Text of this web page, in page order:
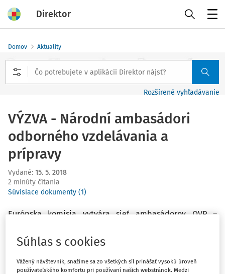
Direktor
Domov Aktuality
Rozšírené vyhľadávanie
VÝZVA - Národní ambasádori
odborného vzdelávania a
prípravy
Vydané: 15. 5. 2018
2 minúty čítania
Súvisiace dokumenty (1)
Európska komisia vytvára sieť ambasádorov OVP –
prípravy, remesiel a ich rozvoja, ktorých príbeh,
môže osloviť a inšpirovať mladých ľudí a pozitívne
Súhlas s cookies
Vážený návštevník, snažíme sa zo všetkých síl prinášať vysokú úroveň
používateľského komfortu pri používaní našich webstránok. Medzi